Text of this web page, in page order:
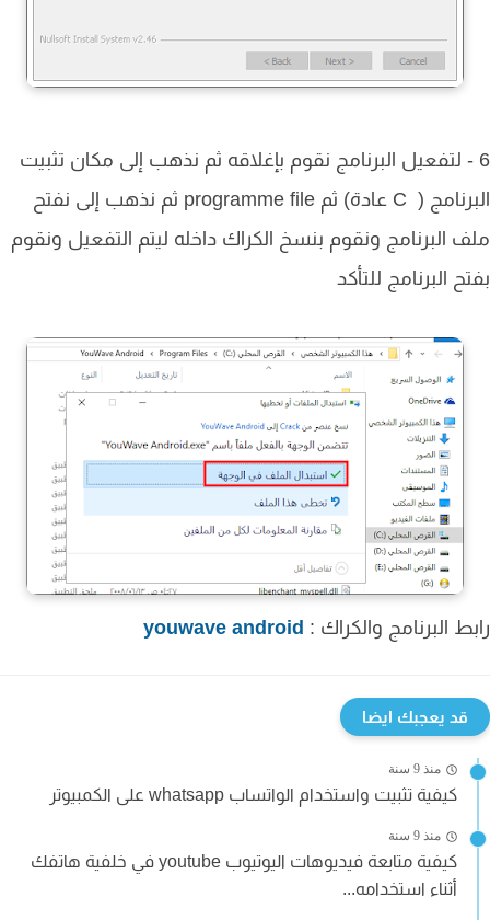
- لتفعيل البرنامج نقوم بإغلاقه ثم نذهب إلى مكان تثبيت
البرنامج ( C عادة) ثم programme file ثم نذهب إلى نفتح
البرنامج ونقوم بنسخ الكراك داخله ليتم التفعيل ونقوم
البرنامج للتأكد
البرنامج والكراك :youwave android
قد يعجبك ايضا
منذ 9 سنة
كيفية تثبيت واستخدام الواتساب whatsapp على الكمبيوتر
منذ 9 سنة
كيفية متابعة فيديوهات اليوتيوب youtube في خلفية هاتفك
أثناء استخدامه...